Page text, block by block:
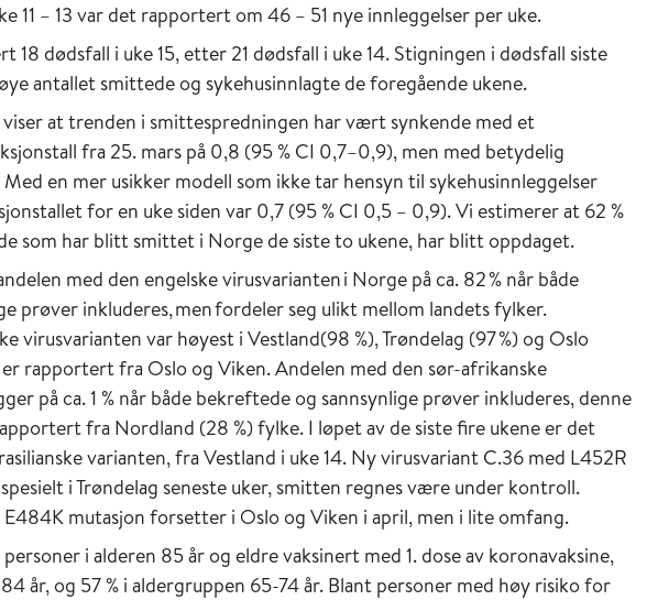
11 – 13 var det rapportert om 46 – 51 nye innleggelser per uke.
dødsfall i uke 15, etter 21 dødsfall i uke 14. Stigningen i dødsfall siste
antallet smittede og sykehusinnlagte de foregående ukene.
at trenden i smittespredningen har vært synkende med et
fra 25. mars på 0,8 (95 % CI 0,7–0,9), men med betydelig
en mer usikker modell som ikke tar hensyn til sykehusinnleggelser
for en uke siden var 0,7 (95 % CI 0,5 – 0,9). Vi estimerer at 62 %
de som har blitt smittet i Norge de siste to ukene, har blitt oppdaget.
med den engelske virusvarianten i Norge på ca. 82 % når både
prøver inkluderes, men fordeler seg ulikt mellom landets fylker.
virusvarianten var høyest i Vestland(98 %), Trøndelag (97 %) og Oslo
rapportert fra Oslo og Viken. Andelen med den sør-afrikanske
på ca. 1 % når både bekreftede og sannsynlige prøver inkluderes, denne
fra Nordland (28 %) fylke. I løpet av de siste fire ukene er det
varianten, fra Vestland i uke 14. Ny virusvariant C.36 med L452R
i Trøndelag seneste uker, smitten regnes være under kontroll.
E484K mutasjon forsetter i Oslo og Viken i april, men i lite omfang.
personer i alderen 85 år og eldre vaksinert med 1. dose av koronavaksine,
år, og 57 % i aldergruppen 65-74 år. Blant personer med høy risiko for